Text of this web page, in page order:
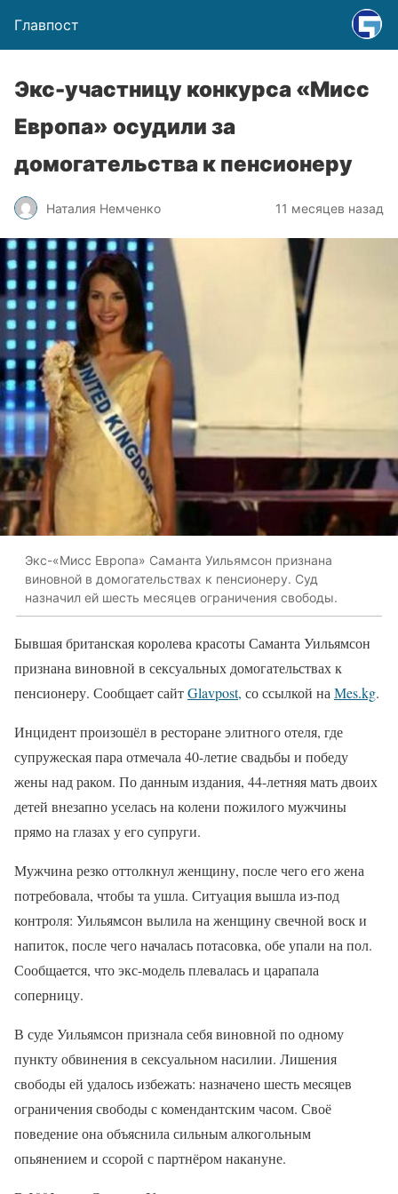
Главпост
Экс-участницу конкурса «Мисс
Европа» осудили за
домогательства к пенсионеру
Наталия Немченко 11 месяцев назад
Экс-«Мисс Европа» Саманта Уильямсон признана
виновной в домогательствах к пенсионеру. Суд
назначил ей шесть месяцев ограничения свободы.
Бывшая британская королева красоты Саманта Уильямсон
признана виновной в сексуальных домогательствах к
пенсионеру. Сообщает сайтGlavpost, со ссылкой наМes.kg.
Инцидент произошёл в ресторане элитного отеля, где
супружеская пара отмечала 40-летие свадьбы и победу
жены над раком. По данным издания, 44-летняя мать двоих
детей внезапно уселась на колени пожилого мужчины
прямо на глазах у его супруги.
Мужчина резко оттолкнул женщину, после чего его жена
потребовала, чтобы та ушла. Ситуация вышла из-под
контроля: Уильямсон вылила на женщину свечной воск и
напиток, после чего началась потасовка, обе упали на пол.
Сообщается, что экс-модель плевалась и царапала
соперницу.
В суде Уильямсон признала себя виновной по одному
пункту обвинения в сексуальном насилии. Лишения
свободы ей удалось избежать: назначено шесть месяцев
ограничения свободы с комендантским часом. Своё
поведение она объяснила сильным алкогольным
опьянением и ссорой с партнёром накануне.